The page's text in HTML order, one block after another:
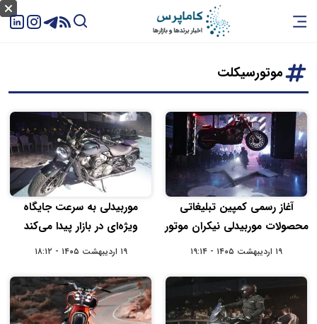
موتورسیکلت
آغاز رسمی کمپین تبلیغاتی
محصولات موربیدلی نیکران موتور
۱۹ اردیبهشت ۱۴۰۵ - ۱۹:۱۴
موربیدلی به سرعت جایگاه
ویژه‌ای در بازار پیدا می‌کند
۱۹ اردیبهشت ۱۴۰۵ - ۱۸:۱۲